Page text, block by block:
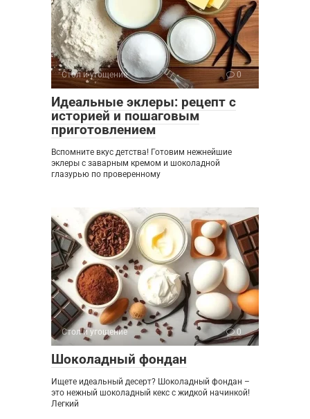
Стол и угощение 0
Идеальные эклеры: рецепт с
историей и пошаговым
приготовлением
Вспомните вкус детства! Готовим нежнейшие
эклеры с заварным кремом и шоколадной
глазурью по проверенному
Стол и угощение 0
Шоколадный фондан
Ищете идеальный десерт? Шоколадный фондан –
это нежный шоколадный кекс с жидкой начинкой!
Легкий